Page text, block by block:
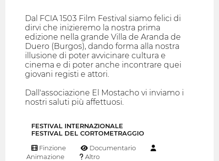
Dal FCIA 1503 Film Festival siamo felici di
dirvi che inizieremo la nostra prima
edizione nella grande Villa de Aranda de
Duero (Burgos), dando forma alla nostra
illusione di poter avvicinare cultura e
cinema e di poter anche incontrare quei
giovani registi e attori.
Dall'associazione El Mostacho vi inviamo i
nostri saluti più affettuosi.
FESTIVAL INTERNAZIONALE
FESTIVAL DEL CORTOMETRAGGIO
Finzione
Documentario
Animazione
Altro